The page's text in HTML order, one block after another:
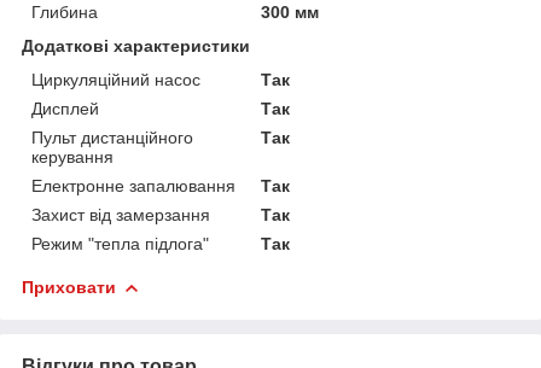
Глибина
300 мм
Додаткові характеристики
Циркуляційний насос
Так
Дисплей
Так
Пульт дистанційного
керування
Так
Електронне запалювання
Так
Захист від замерзання
Так
Режим "тепла підлога"
Так
Приховати